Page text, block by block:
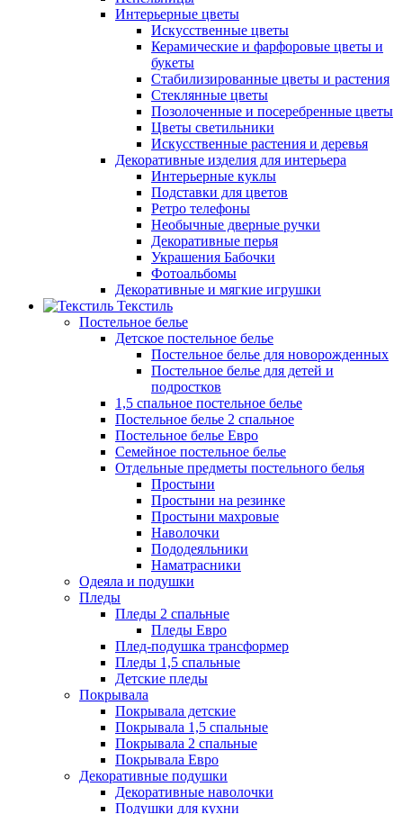
Интерьерные цветы
Искусственные цветы
Керамические и фарфоровые цветы и
букеты
Стабилизированные цветы и растения
Стеклянные цветы
Позолоченные и посеребренные цветы
Цветы светильники
Искусственные растения и деревья
Декоративные изделия для интерьера
Интерьерные куклы
Подставки для цветов
Ретро телефоны
Необычные дверные ручки
Декоративные перья
Украшения Бабочки
Фотоальбомы
Декоративные и мягкие игрушки
Текстиль
Постельное белье
Детское постельное белье
Постельное белье для новорожденных
Постельное белье для детей и
подростков
1,5 спальное постельное белье
Постельное белье 2 спальное
Постельное белье Евро
Семейное постельное белье
Отдельные предметы постельного белья
Простыни
Простыни на резинке
Простыни махровые
Наволочки
Пододеяльники
Наматрасники
Одеяла и подушки
Пледы
Пледы 2 спальные
Пледы Евро
Плед-подушка трансформер
Пледы 1,5 спальные
Детские пледы
Покрывала
Покрывала детские
Покрывала 1,5 спальные
Покрывала 2 спальные
Покрывала Евро
Декоративные подушки
Декоративные наволочки
Подушки для кухни